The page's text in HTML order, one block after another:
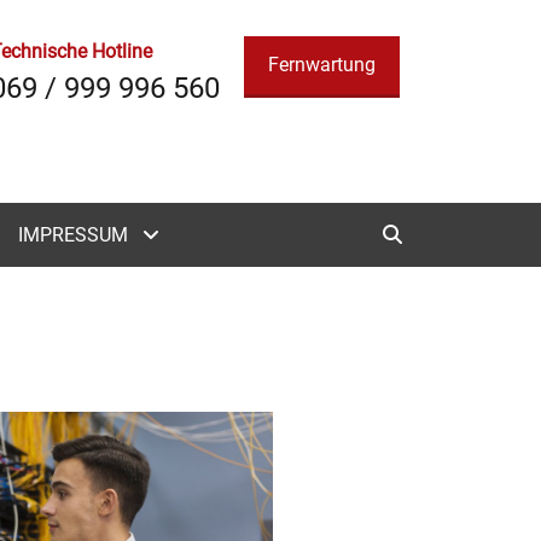
IN ALLEN
Hotline
/ 999 996 560
Fernwartung
IMPRESSUM